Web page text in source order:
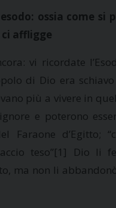
ossia come si
affligge
ricordate
di Dio era
più a vivere in
e poterono
Faraone d’Egitto;
teso”[1] Dio li
ma non li